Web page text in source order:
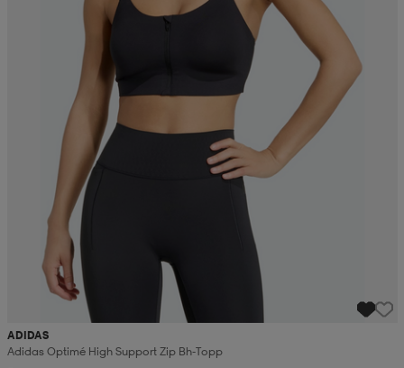
ADIDAS
Adidas Optimé High Support Zip Bh-Topp